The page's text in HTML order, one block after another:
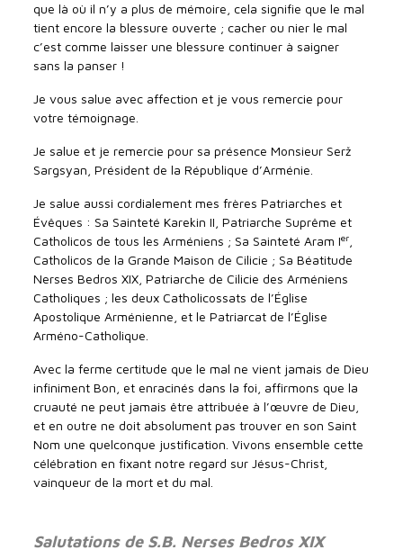
que là où il n’y a plus de mémoire, cela signifie que le mal
tient encore la blessure ouverte ; cacher ou nier le mal
c’est comme laisser une blessure continuer à saigner
sans la panser !
Je vous salue avec affection et je vous remercie pour
votre témoignage.
Je salue et je remercie pour sa présence Monsieur Serž
Sargsyan, Président de la République d’Arménie.
Je salue aussi cordialement mes frères Patriarches et
Évêques : Sa Sainteté Karekin II, Patriarche Suprême et
Catholicos de tous les Arméniens ; Sa Sainteté Aram Ier
Catholicos de la Grande Maison de Cilicie ; Sa Béatitude
Nerses Bedros XIX, Patriarche de Cilicie des Arméniens
Catholiques ; les deux Catholicossats de l’Église
Apostolique Arménienne, et le Patriarcat de l’Église
Arméno-Catholique.
Avec la ferme certitude que le mal ne vient jamais de Dieu
infiniment Bon, et enracinés dans la foi, affirmons que la
cruauté ne peut jamais être attribuée à l’œuvre de Dieu,
et en outre ne doit absolument pas trouver en son Saint
Nom une quelconque justification. Vivons ensemble cette
célébration en fixant notre regard sur Jésus-Christ,
vainqueur de la mort et du mal.
Salutations de S.B. Nerses Bedros XIX